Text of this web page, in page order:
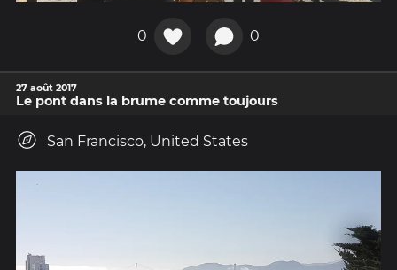
0 0
27 août 2017
Le pont dans la brume comme toujours
San Francisco, United States